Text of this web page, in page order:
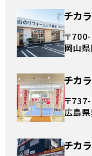
チカ
〒
岡山
チカ
〒
広島
チカ